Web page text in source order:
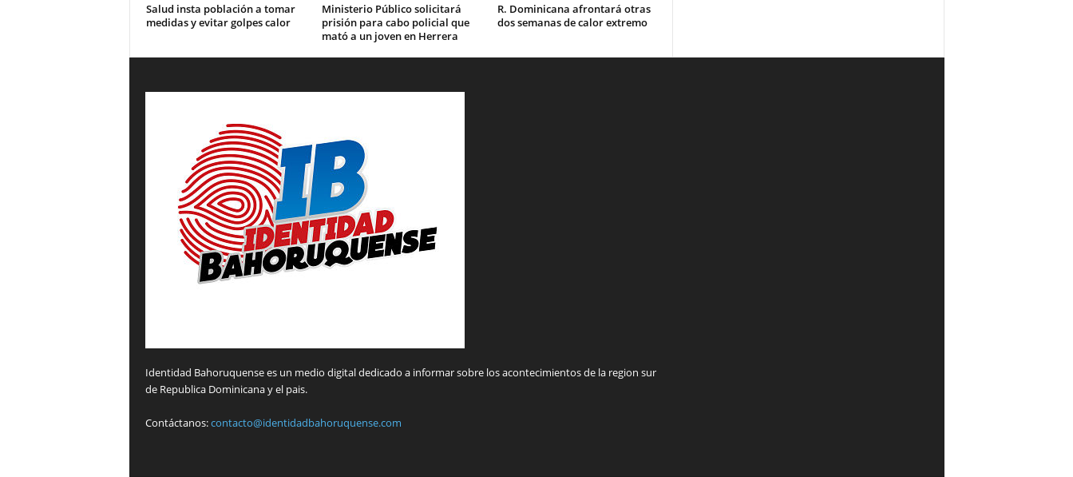
Salud insta población a tomar
medidas y evitar golpes calor
Ministerio Público solicitará
prisión para cabo policial que
mató a un joven en Herrera
R. Dominicana afrontará otras
dos semanas de calor extremo
Identidad Bahoruquense es un medio digital dedicado a informar sobre los acontecimientos de la region sur
de Republica Dominicana y el pais.
Contáctanos:contacto@identidadbahoruquense.com